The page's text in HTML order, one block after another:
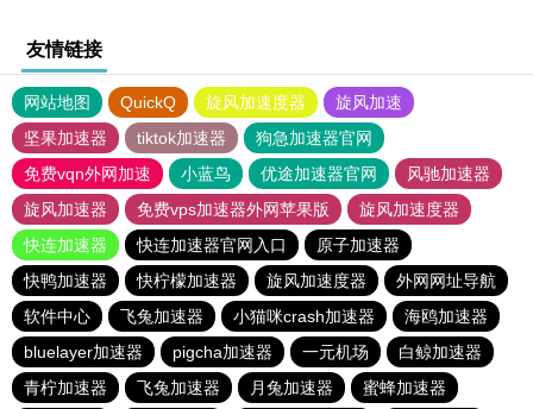
友情链接
网站地图 QuickQ 旋风加速度器
旋风加速
坚果加速器
tiktok加速器
狗急加速器官网
免费vqn外网加速
小蓝鸟 优途加速器官网
风驰加速器
旋风加速器
免费vps加速器外网苹果版
旋风加速度器
快连加速器
快连加速器官网入口
原子加速器
快鸭加速器
快柠檬加速器 旋风加速度器
外网网址导航
软件中心
飞兔加速器 小猫咪crash加速器
海鸥加速器
bluelayer加速器
pigcha加速器 一元机场
白鲸加速器
青柠加速器
飞兔加速器 月兔加速器 蜜蜂加速器